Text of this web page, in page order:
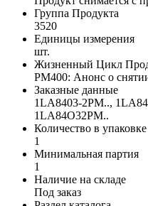
Группа Продукта
3520
Единицы измерения
шт.
Жизненный Цикл
PM400: Анонс о
Заказные данные
1LA8403-2PM..,
1LA84O32PM..
Количество в упаковке
1
Минимальная партия
1
Наличие на складе
Под заказ